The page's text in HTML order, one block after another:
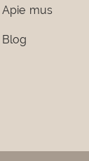
Apie mus
Blog